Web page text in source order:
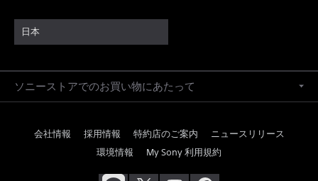
日本
ソニーストアでのお買い物にあたって
会社情報 採用情報 特約店のご案内
ニュースリリース
環境情報
My Sony 利用規約